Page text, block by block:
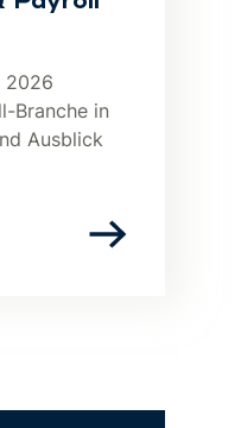
2026
Branche in
Ausblick